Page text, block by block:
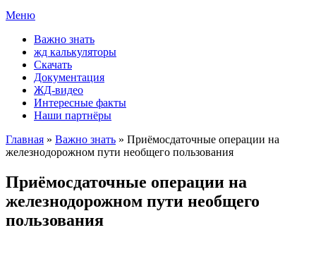
Меню
Важно знать
жд калькуляторы
Скачать
Документация
ЖД-видео
Интересные факты
Наши партнёры
Главная » Важно знать » Приёмосдаточные операции на
железнодорожном пути необщего пользования
Приёмосдаточные операции на
железнодорожном пути необщего
пользования